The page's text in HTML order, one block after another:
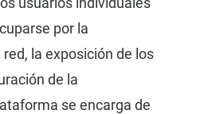
por la
la exposición de los
de la
se encarga de